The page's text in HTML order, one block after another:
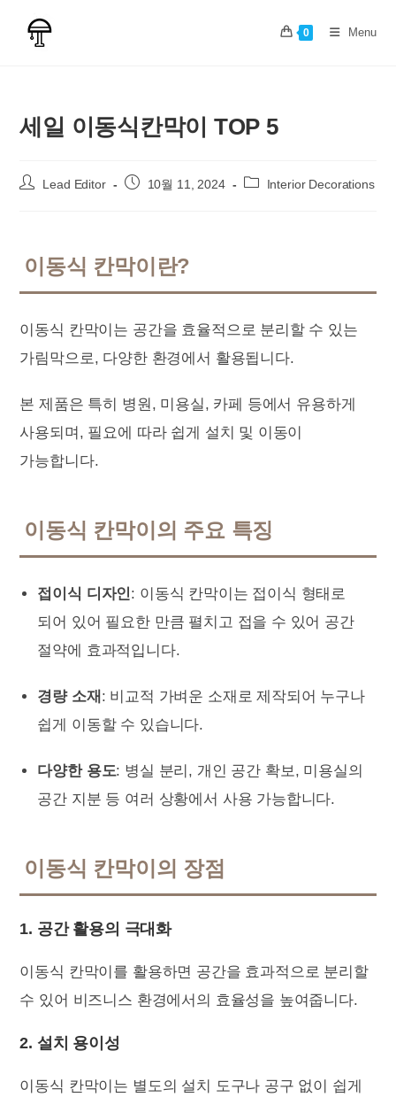
0 Menu
세일 이동식칸막이 TOP 5
Post Lead Editor
Post 10월 11, 2024
Post Interior Decorations
이동식 칸막이란?
이동식 칸막이는 공간을 효율적으로 분리할 수 있는
가림막으로, 다양한 환경에서 활용됩니다.
본 제품은 특히 병원, 미용실, 카페 등에서 유용하게
사용되며, 필요에 따라 쉽게 설치 및 이동이
가능합니다.
이동식 칸막이의 주요 특징
접이식 디자인: 이동식 칸막이는 접이식 형태로
되어 있어 필요한 만큼 펼치고 접을 수 있어 공간
절약에 효과적입니다.
경량 소재 : 비교적 가벼운 소재로 제작되어 누구나
쉽게 이동할 수 있습니다.
다양한 용도: 병실 분리, 개인 공간 확보, 미용실의
공간 지분 등 여러 상황에서 사용 가능합니다.
이동식 칸막이의 장점
1. 공간 활용의 극대화
이동식 칸막이를 활용하면 공간을 효과적으로 분리할
수 있어 비즈니스 환경에서의 효율성을 높여줍니다.
2. 설치 용이성
이동식 칸막이는 별도의 설치 도구나 공구 없이 쉽게